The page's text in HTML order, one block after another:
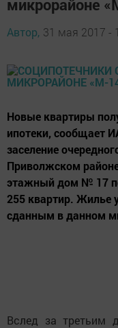
микрорайоне
Автор, 31 мая 2017 -
Новые квартиры
ипотеки, сообщает
заселение
Приволжском
этажный дом № 17
255 квартир. Жилье
сданным в данном
Вслед за третьим